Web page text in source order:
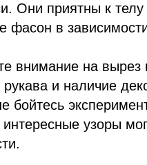
Они приятны к
фасон в
внимание на вырез
и наличие
бойтесь
узоры